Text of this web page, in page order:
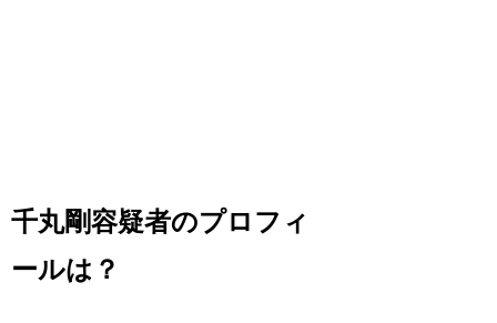
千丸剛容疑者のプロフィ
ールは？